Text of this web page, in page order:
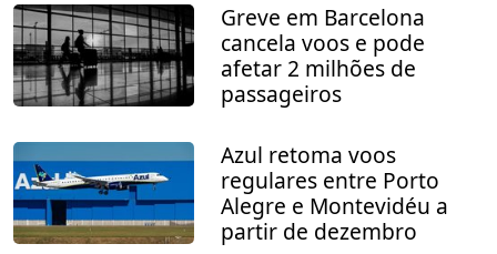
Greve em Barcelona
cancela voos e pode
afetar 2 milhões de
passageiros
Azul retoma voos
regulares entre Porto
Alegre e Montevidéu a
partir de dezembro